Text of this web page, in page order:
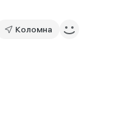
Коломна